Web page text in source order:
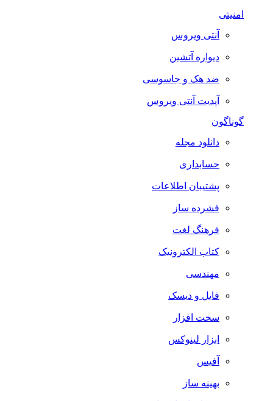
آنتی ویروس
دیواره آتشین
ضد هک و جاسوسی
آپدیت آنتی ویروس
گوناگون
دانلود مجله
حسابداری
پشتیبان اطلاعات
فشرده ساز
فرهنگ لغت
کتاب الکترونیک
مهندسی
فایل و دیسک
سخت افزار
ابزار لینوکس
آفیس
بهینه ساز